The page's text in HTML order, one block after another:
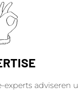
experts adviseren u